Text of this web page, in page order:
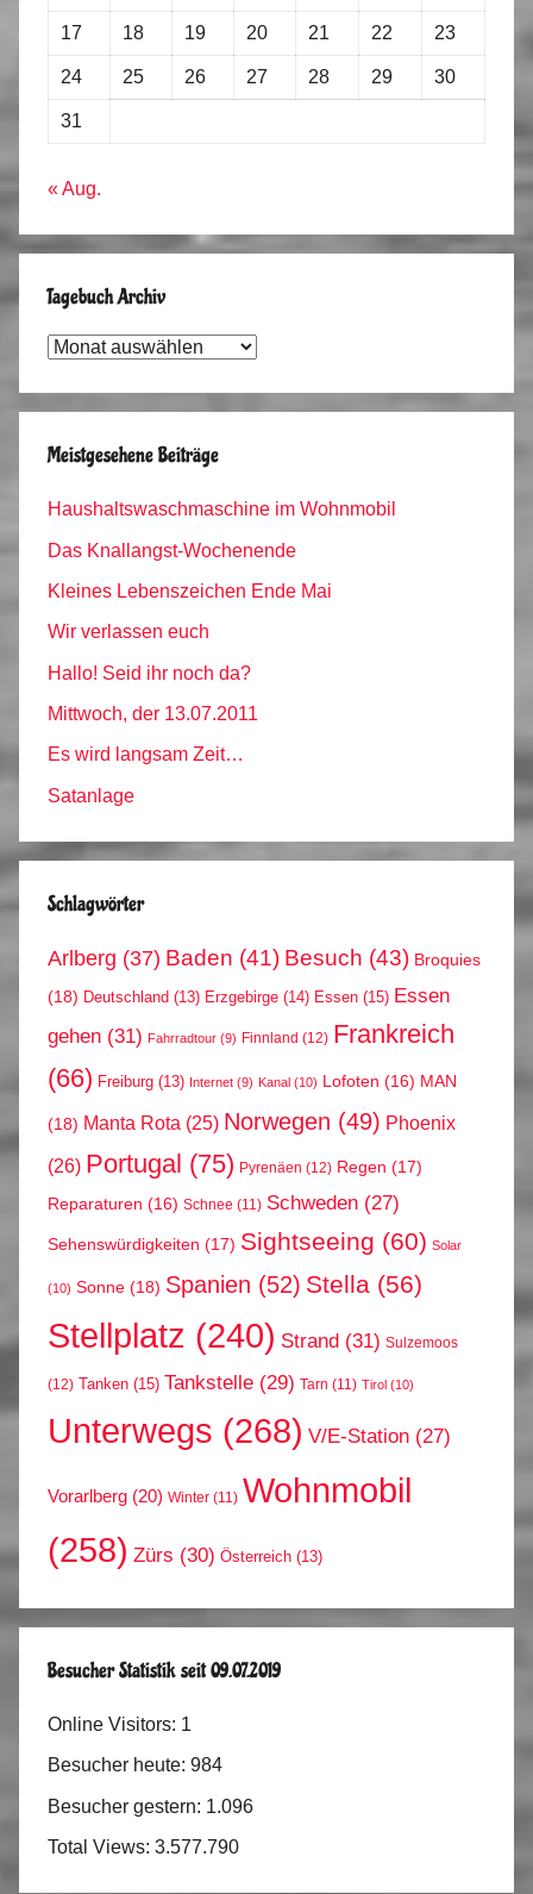
17 18 19 20 21 22 23
24 25 26 27 28 29 30
31
« Aug.
Tagebuch Archiv
Tagebuch
Meistgesehene Beiträge
Haushaltswaschmaschine im Wohnmobil
Das Knallangst-Wochenende
Kleines Lebenszeichen Ende Mai
Wir verlassen euch
Hallo! Seid ihr noch da?
Mittwoch, der 13.07.2011
Es wird langsam Zeit…
Satanlage
Schlagwörter
Arlberg (37) Baden (41) Besuch (43) Broquies
(18) Deutschland (13) Erzgebirge (14) Essen (15) Essen
gehen (31) Fahrradtour (9) Finnland (12) Frankreich
(66) Freiburg (13) Internet (9) Kanal (10) Lofoten (16) MAN
(18) Manta Rota (25) Norwegen (49) Phoenix
(26) Portugal (75) Pyrenäen (12) Regen (17)
Reparaturen (16) Schnee (11) Schweden (27)
Sehenswürdigkeiten (17) Sightseeing (60) Solar
(10) Sonne (18) Spanien (52) Stella (56)
Stellplatz (240) Strand (31) Sulzemoos
(12) Tanken (15) Tankstelle (29) Tarn (11) Tirol (10)
Unterwegs (268) V/E-Station (27)
Vorarlberg (20) Winter (11) Wohnmobil
(258) Zürs (30) Österreich (13)
Besucher Statistik seit 09.07.2019
Online Visitors: 1
Besucher heute: 984
Besucher gestern: 1.096
Total Views: 3.577.790